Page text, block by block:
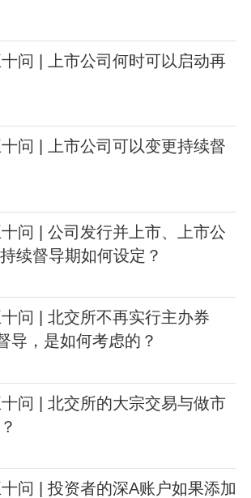
问 | 上市公司何时可以启动再
问 | 上市公司可以变更持续督
问 | 公司发行并上市、上市公
续督导期如何设定？
问 | 北交所不再实行主办券
导，是如何考虑的？
问 | 北交所的大宗交易与做市
问 | 投资者的深A账户如果添加